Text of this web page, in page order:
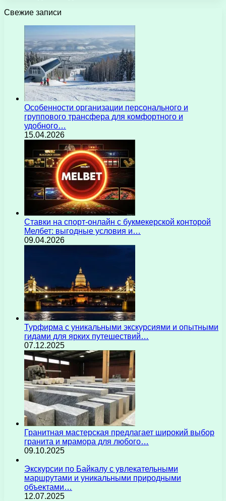
Свежие записи
Особенности организации персонального и
группового трансфера для комфортного и
удобного…
15.04.2026
Ставки на спорт-онлайн с букмекерской конторой
Мелбет: выгодные условия и…
09.04.2026
Турфирма с уникальными экскурсиями и опытными
гидами для ярких путешествий…
07.12.2025
Гранитная мастерская предлагает широкий выбор
гранита и мрамора для любого…
09.10.2025
Экскурсии по Байкалу с увлекательными
маршрутами и уникальными природными
объектами…
12.07.2025